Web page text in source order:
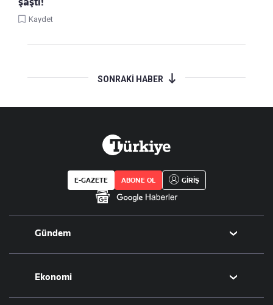
Kaydet
SONRAKİ HABER
E-GAZETE ABONE OL GİRİŞ
Gündem
Politika
Eğitim
Ekonomi
Borsa